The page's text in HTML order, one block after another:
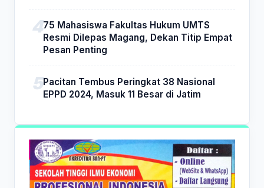
75 Mahasiswa Fakultas Hukum UMTS
Resmi Dilepas Magang, Dekan Titip Empat
Pesan Penting
Pacitan Tembus Peringkat 38 Nasional
EPPD 2024, Masuk 11 Besar di Jatim